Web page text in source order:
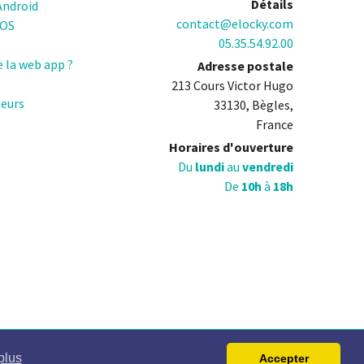
Accepter
avoir
de
spécialisée dans le jardinage. Il
rencontre ensuite Nicolas
Masson et rejoint les
aventures Parking Facile et
la web app ?
Détails
contact@elocky.com
05.35.54.92.00
Adresse postale
213 Cours Victor Hugo
33130, Bègles,
France
Horaires d'ouverture
Du lundiau vendredi
De 10h à 18h